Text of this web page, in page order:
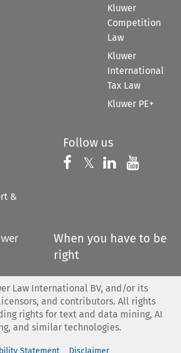
Kluwer
Competition
Law
Kluwer
International
Tax Law
Kluwer PE+
&
Follow us
Follow us on
𝕏 Follow us on
Follow us
When you have to be
right
Law International BV, and/or its
and contributors. All rights
rights for text and data mining, AI
and similar technologies.
Statement Disclaimer